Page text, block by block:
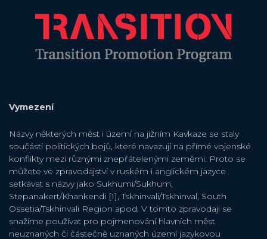
Vymezení
Názvy některých měst i území na jižním Kavkaze se staly
součástí politických bojů, které navazují na přímé vojenské
konflikty mezi různými znepřátelenými zeměmi. Proto se
můžete ve zpravodajství v ruském i anglickém jazyce
setkávat s názvy jako Sukhumi/Sukhum,
Stepanakert/Khankendi [1], Tskhinvali/Tskhinval, South
Ossetia/Tskhinvali Region apod. V tomto zpravodaji se
snažíme používat pro pojmenování hlavních měst
neuznaných či částečně uznaných území jazykovou